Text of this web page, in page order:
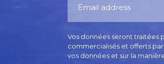
Vos données seront traitées
commercialisés et offerts
vos données et sur la